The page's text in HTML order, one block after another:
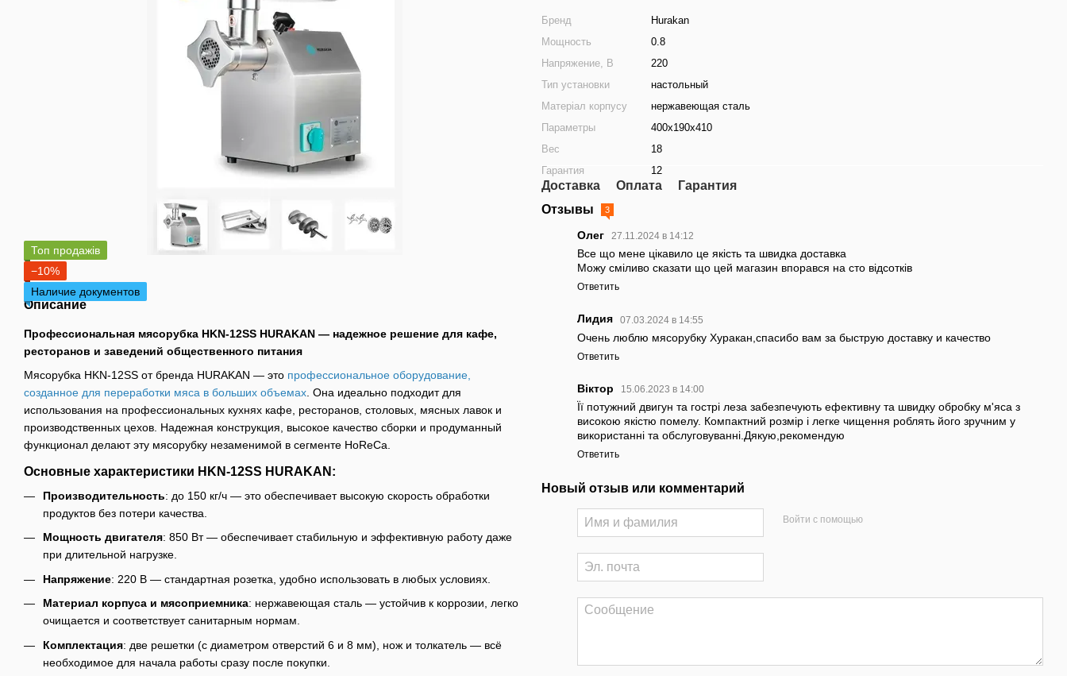
Топ продажів
−10%
Наличие документов
Описание
Профессиональная мясорубка HKN-12SS HURAKAN — надежное решение для кафе,
ресторанов и заведений общественного питания
Мясорубка HKN-12SS от бренда HURAKAN — это профессиональное оборудование,
созданное для переработки мяса в больших объемах . Она идеально подходит для
использования на профессиональных кухнях кафе, ресторанов, столовых, мясных лавок и
производственных цехов. Надежная конструкция, высокое качество сборки и продуманный
функционал делают эту мясорубку незаменимой в сегменте HoReCa.
Основные характеристики HKN-12SS HURAKAN:
Производительность: до 150 кг/ч — это обеспечивает высокую скорость обработки
продуктов без потери качества.
Мощность двигателя: 850 Вт — обеспечивает стабильную и эффективную работу даже
при длительной нагрузке.
Напряжение: 220 В — стандартная розетка, удобно использовать в любых условиях.
Материал корпуса и мясоприемника: нержавеющая сталь — устойчив к коррозии, легко
очищается и соответствует санитарным нормам.
Комплектация: две решетки (с диаметром отверстий 6 и 8 мм), нож и толкатель — всё
необходимое для начала работы сразу после покупки.
Бренд
Hurakan
Мощность
0.8
Напряжение, В
220
Тип установки
настольный
Матеріал корпусу
нержавеющая сталь
Параметры
400x190x410
Вес
18
Гарантия
12
Доставка Оплата
Гарантия
Отзывы
3
Олег 27.11.2024 в 14:12
Все що мене цікавило це якість та швидка доставка
Можу сміливо сказати що цей магазин впорався на сто відсотків
Ответить
Лидия 07.03.2024 в 14:55
Очень люблю мясорубку Хуракан,спасибо вам за быструю доставку и качество
Ответить
Віктор 15.06.2023 в 14:00
Її потужний двигун та гострі леза забезпечують ефективну та швидку обробку м'яса з
високою якістю помелу. Компактний розмір і легке чищення роблять його зручним у
використанні та обслуговуванні.Дякую,рекомендую
Ответить
Новый отзыв или комментарий
Войти с помощью